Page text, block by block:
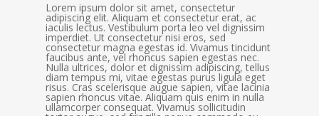
Lorem ipsum dolor sit amet, consectetur
adipiscing elit. Aliquam et consectetur erat, ac
iaculis lectus. Vestibulum porta leo vel dignissim
imperdiet. Ut consectetur nisi eros, sed
consectetur magna egestas id. Vivamus tincidunt
faucibus ante, vel rhoncus sapien egestas nec.
Nulla ultrices, dolor et dignissim adipiscing, tellus
diam tempus mi, vitae egestas purus ligula eget
risus. Cras scelerisque augue sapien, vitae lacinia
sapien rhoncus vitae. Aliquam quis enim in nulla
ullamcorper consequat. Vivamus sollicitudin